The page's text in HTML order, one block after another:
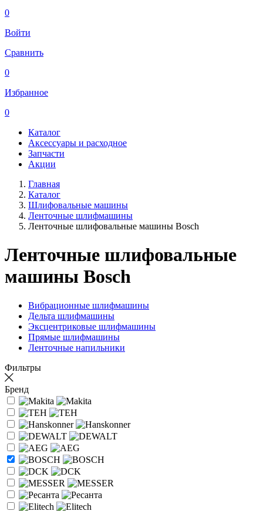
0
Войти
Сравнить
0
Избранное
0
Каталог
Аксессуары и расходное
Запчасти
Акции
Главная
Каталог
Шлифовальные машины
Ленточные шлифмашины
Ленточные шлифовальные машины Bosch
Ленточные шлифовальные
машины Bosch
Вибрационные шлифмашины
Дельта шлифмашины
Эксцентриковые шлифмашины
Прямые шлифмашины
Ленточные напильники
Фильтры
Бренд